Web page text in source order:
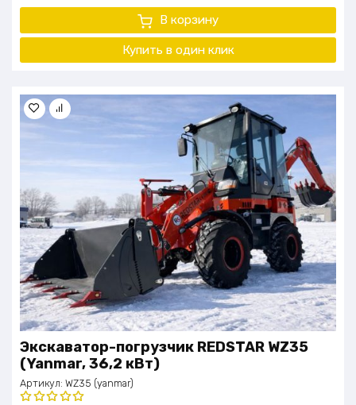
В корзину
Купить в один клик
Экскаватор-погрузчик REDSTAR WZ35
(Yanmar, 36,2 кВт)
Артикул: WZ35 (yanmar)